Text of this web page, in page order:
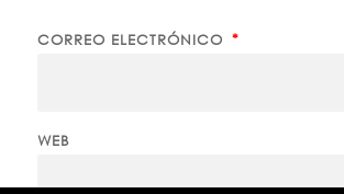
CORREO ELECTRÓNICO *
WEB